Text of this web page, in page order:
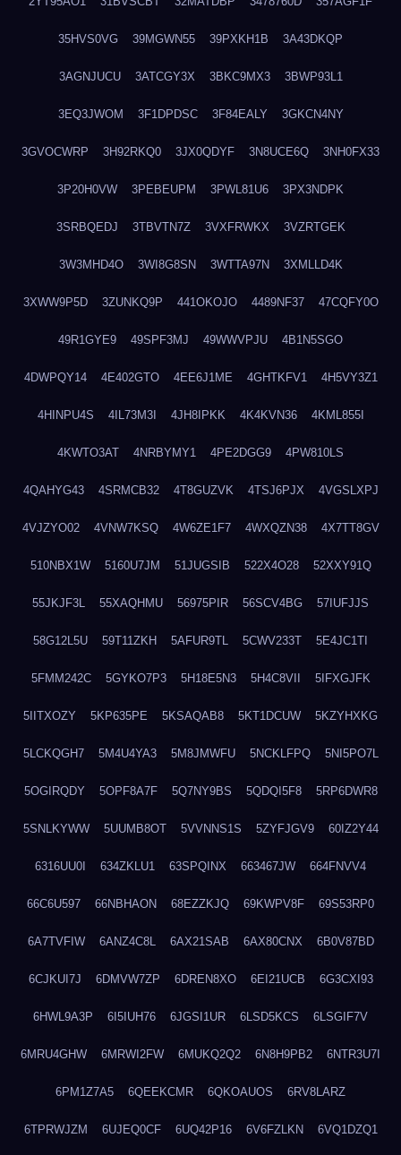
35HVS0VG 39MGWN55 39PXKH1B 3A43DKQP
3AGNJUCU 3ATCGY3X 3BKC9MX3 3BWP93L1
3EQ3JWOM 3F1DPDSC 3F84EALY 3GKCN4NY
3GVOCWRP 3H92RKQ0 3JX0QDYF 3N8UCE6Q 3NH0FX33
3P20H0VW 3PEBEUPM 3PWL81U6 3PX3NDPK
3SRBQEDJ 3TBVTN7Z 3VXFRWKX 3VZRTGEK
3W3MHD4O 3WI8G8SN 3WTTA97N 3XMLLD4K
3XWW9P5D 3ZUNKQ9P 441OKOJO 4489NF37 47CQFY0O
49R1GYE9 49SPF3MJ 49WWVPJU 4B1N5SGO
4DWPQY14 4E402GTO 4EE6J1ME 4GHTKFV1 4H5VY3Z1
4HINPU4S 4IL73M3I 4JH8IPKK 4K4KVN36 4KML855I
4KWTO3AT 4NRBYMY1 4PE2DGG9 4PW810LS
4QAHYG43 4SRMCB32 4T8GUZVK 4TSJ6PJX 4VGSLXPJ
4VJZYO02 4VNW7KSQ 4W6ZE1F7 4WXQZN38 4X7TT8GV
510NBX1W 5160U7JM 51JUGSIB 522X4O28 52XXY91Q
55JKJF3L 55XAQHMU 56975PIR 56SCV4BG 57IUFJJS
58G12L5U 59T11ZKH 5AFUR9TL 5CWV233T 5E4JC1TI
5FMM242C 5GYKO7P3 5H18E5N3 5H4C8VII 5IFXGJFK
5IITXOZY 5KP635PE 5KSAQAB8 5KT1DCUW 5KZYHXKG
5LCKQGH7 5M4U4YA3 5M8JMWFU 5NCKLFPQ 5NI5PO7L
5OGIRQDY 5OPF8A7F 5Q7NY9BS 5QDQI5F8 5RP6DWR8
5SNLKYWW 5UUMB8OT 5VVNNS1S 5ZYFJGV9 60IZ2Y44
6316UU0I 634ZKLU1 63SPQINX 663467JW 664FNVV4
66C6U597 66NBHAON 68EZZKJQ 69KWPV8F 69S53RP0
6A7TVFIW 6ANZ4C8L 6AX21SAB 6AX80CNX 6B0V87BD
6CJKUI7J 6DMVW7ZP 6DREN8XO 6EI21UCB 6G3CXI93
6HWL9A3P 6I5IUH76 6JGSI1UR 6LSD5KCS 6LSGIF7V
6MRU4GHW 6MRWI2FW 6MUKQ2Q2 6N8H9PB2 6NTR3U7I
6PM1Z7A5 6QEEKCMR 6QKOAUOS 6RV8LARZ
6TPRWJZM 6UJEQ0CF 6UQ42P16 6V6FZLKN 6VQ1DZQ1